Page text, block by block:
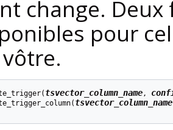
change.
pour
tsvector_column_name,
tsvector_column_name